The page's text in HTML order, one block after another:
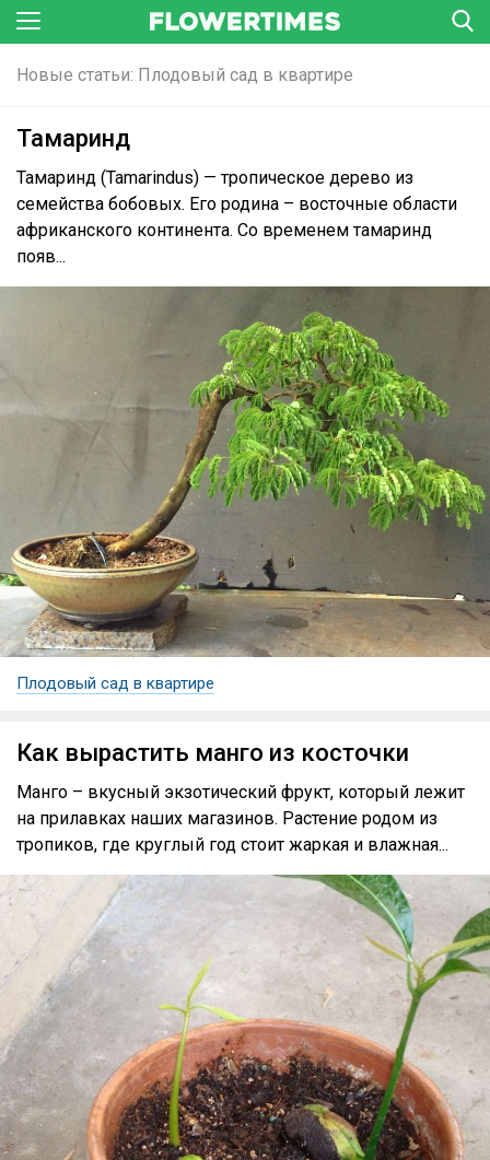
Новые статьи: Плодовый сад в квартире
Тамаринд
Тамаринд (Tamarindus) — тропическое дерево из
семейства бобовых. Его родина – восточные области
африканского континента. Со временем тамаринд
появ...
Плодовый сад в квартире
Как вырастить манго из косточки
Манго – вкусный экзотический фрукт, который лежит
на прилавках наших магазинов. Растение родом из
тропиков, где круглый год стоит жаркая и влажная...